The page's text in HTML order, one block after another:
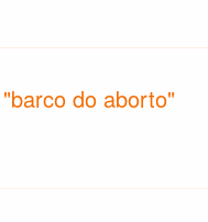
do aborto"